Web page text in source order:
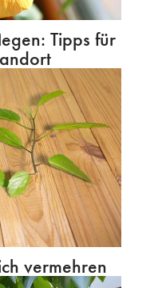
Tipps für
vermehren